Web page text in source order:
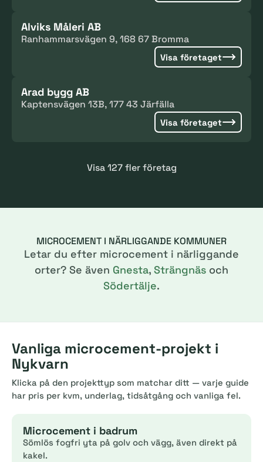
Alviks Måleri AB
Ranhammarsvägen 9, 168 67 Bromma
Visa företaget
Arad bygg AB
Kaptensvägen 13B, 177 43 Järfälla
Visa företaget
Visa 127 fler företag
MICROCEMENT I NÄRLIGGANDE KOMMUNER
Letar du efter microcement i närliggande
orter? Se även Gnesta, Strängnäs och
Södertälje.
Vanliga microcement-projekt i
Nykvarn
Klicka på den projekttyp som matchar ditt — varje guide
har pris per kvm, underlag, tidsåtgång och vanliga fel.
Microcement i badrum
Sömlös fogfri yta på golv och vägg, även direkt på
kakel.